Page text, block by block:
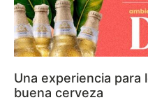
Una experiencia para
buena cerveza